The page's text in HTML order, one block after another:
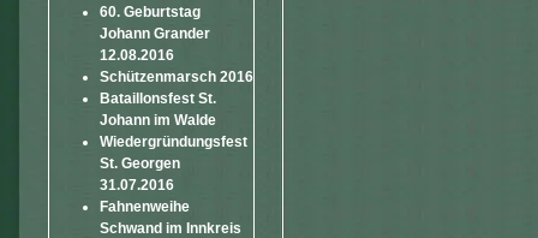
60. Geburtstag
Johann Grander
12.08.2016
Schützenmarsch 2016
Bataillonsfest St.
Johann im Walde
Wiedergründungsfest
St. Georgen
31.07.2016
Fahnenweihe
Schwand im Innkreis